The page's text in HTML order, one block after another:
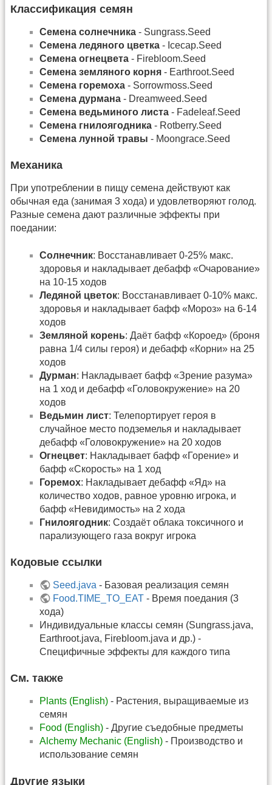
Классификация семян
Семена солнечника - Sungrass.Seed
Семена ледяного цветка - Icecap.Seed
Семена огнецвета - Firebloom.Seed
Семена земляного корня - Earthroot.Seed
Семена горемоха - Sorrowmoss.Seed
Семена дурмана - Dreamweed.Seed
Семена ведьминого листа - Fadeleaf.Seed
Семена гнилоягодника - Rotberry.Seed
Семена лунной травы - Moongrace.Seed
Механика
При употреблении в пищу семена действуют как
обычная еда (занимая 3 хода) и удовлетворяют голод.
Разные семена дают различные эффекты при
поедании:
Солнечник: Восстанавливает 0-25% макс.
здоровья и накладывает дебафф «Очарование»
на 10-15 ходов
Ледяной цветок: Восстанавливает 0-10% макс.
здоровья и накладывает бафф «Мороз» на 6-14
ходов
Земляной корень: Даёт бафф «Короед» (броня
равна 1/4 силы героя) и дебафф «Корни» на 25
ходов
Дурман: Накладывает бафф «Зрение разума»
на 1 ход и дебафф «Головокружение» на 20
ходов
Ведьмин лист: Телепортирует героя в
случайное место подземелья и накладывает
дебафф «Головокружение» на 20 ходов
Огнецвет: Накладывает бафф «Горение» и
бафф «Скорость» на 1 ход
Горемох: Накладывает дебафф «Яд» на
количество ходов, равное уровню игрока, и
бафф «Невидимость» на 2 хода
Гнилоягодник: Создаёт облака токсичного и
парализующего газа вокруг игрока
Кодовые ссылки
Seed.java - Базовая реализация семян
Food.TIME_TO_EAT - Время поедания (3
хода)
Индивидуальные классы семян (Sungrass.java,
Earthroot.java, Firebloom.java и др.) -
Специфичные эффекты для каждого типа
См. также
Plants (English) - Растения, выращиваемые из
семян
Food (English) - Другие съедобные предметы
Alchemy Mechanic (English) - Производство и
использование семян
Другие языки